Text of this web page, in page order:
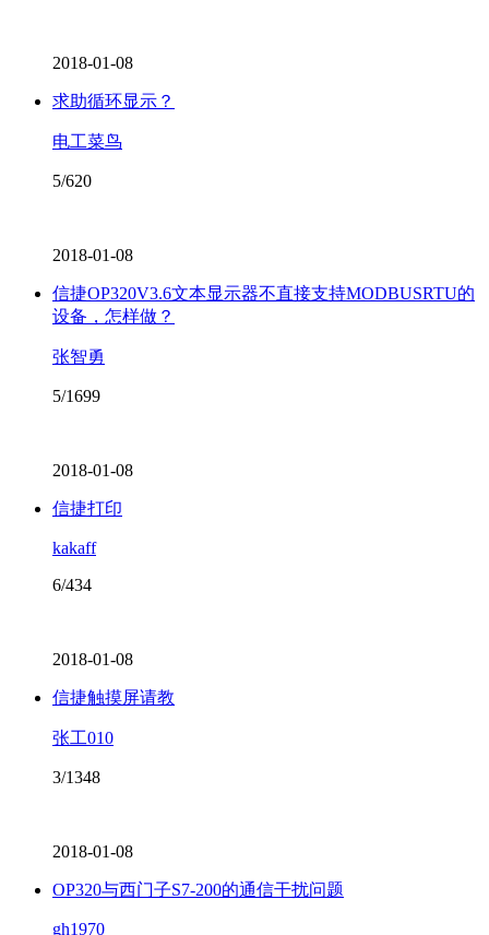
2018-01-08
求助循环显示？
电工菜鸟
5/620
2018-01-08
信捷OP320V3.6文本显示器不直接支持MODBUSRTU的
设备，怎样做？
张智勇
5/1699
2018-01-08
信捷打印
kakaff
6/434
2018-01-08
信捷触摸屏请教
张工010
3/1348
2018-01-08
OP320与西门子S7-200的通信干扰问题
gh1970